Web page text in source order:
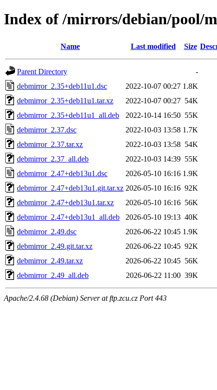
Index of /mirrors/debian/pool/
Name Last modified Size
Parent Directory
-
debmirror_2.35+deb11u1.dsc
2022-10-07 00:27 1.8K
debmirror_2.35+deb11u1.tar.xz
2022-10-07 00:27 54K
debmirror_2.35+deb11u1_all.deb
2022-10-14 16:50 55K
debmirror_2.37.dsc
2022-10-03 13:58 1.7K
debmirror_2.37.tar.xz
2022-10-03 13:58 54K
debmirror_2.37_all.deb
2022-10-03 14:39 55K
debmirror_2.47+deb13u1.dsc
2026-05-10 16:16 1.9K
debmirror_2.47+deb13u1.git.tar.xz 2026-05-10 16:16 92K
debmirror_2.47+deb13u1.tar.xz
2026-05-10 16:16 56K
debmirror_2.47+deb13u1_all.deb
2026-05-10 19:13 40K
debmirror_2.49.dsc
2026-06-22 10:45 1.9K
debmirror_2.49.git.tar.xz
2026-06-22 10:45 92K
debmirror_2.49.tar.xz
2026-06-22 10:45 56K
debmirror_2.49_all.deb
2026-06-22 11:00 39K
Apache/2.4.68 (Debian) Server at ftp.zcu.cz Port 443